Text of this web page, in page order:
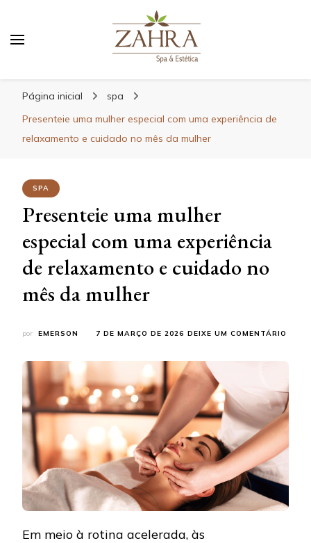
e relaxamento
Página inicial
spa
Presenteie uma mulher especial com uma experiência de
relaxamento e cuidado no mês da mulher
SPA
Presenteie uma mulher
especial com uma experiência
de relaxamento e cuidado no
mês da mulher
por EMERSON 7 DE MARÇO DE 2026 DEIXE UM COMENTÁRIO
COM
UMA
NO
DA
Em meio à rotina acelerada, às